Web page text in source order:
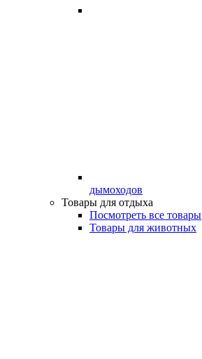
дымоходов
Товары для отдыха
Посмотреть все товары
Товары для животных